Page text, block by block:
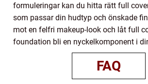
formuleringar kan du hitta rätt full
som passar din hudtyp och önskade
mot en felfri makeup-look och låt full
foundation bli en nyckelkomponent i
FAQ